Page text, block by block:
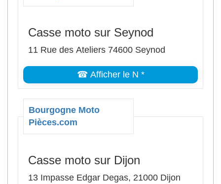
Casse moto sur Seynod
11 Rue des Ateliers 74600 Seynod
☎ Afficher le N *
Bourgogne Moto
Pièces.com
Casse moto sur Dijon
13 Impasse Edgar Degas, 21000 Dijon